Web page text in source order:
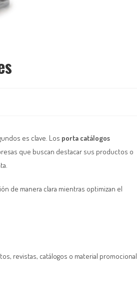
es clave. Los porta catálogos
que buscan destacar sus productos o
de manera clara mientras optimizan el
revistas, catálogos o material promocional.